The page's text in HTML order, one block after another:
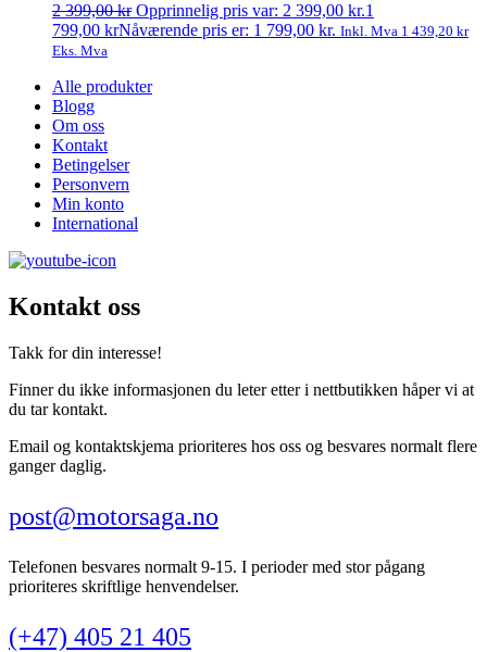
2 399,00kr Opprinnelig pris var: 2 399,00 kr.1
799,00 krNåværende pris er: 1 799,00 kr. Inkl. Mva 1 439,20 kr
Eks. Mva
Alle produkter
Blogg
Om oss
Kontakt
Betingelser
Personvern
Min konto
International
Kontakt oss
Takk for din interesse!
Finner du ikke informasjonen du leter etter i nettbutikken håper vi at
du tar kontakt.
Email og kontaktskjema prioriteres hos oss og besvares normalt flere
ganger daglig.
post@motorsaga.no
Telefonen besvares normalt 9-15. I perioder med stor pågang
prioriteres skriftlige henvendelser.
(+47) 405 21 405